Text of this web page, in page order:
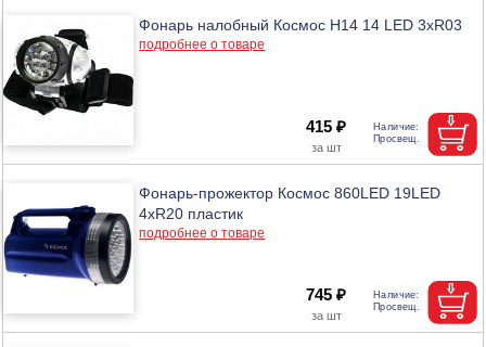
Фонарь налобный Космос Н14 14 LED 3хR03
подробнее о товаре
415 ₽
Фонарь-прожектор Космос 860LED 19LED
4xR20 пластик
подробнее о товаре
745 ₽